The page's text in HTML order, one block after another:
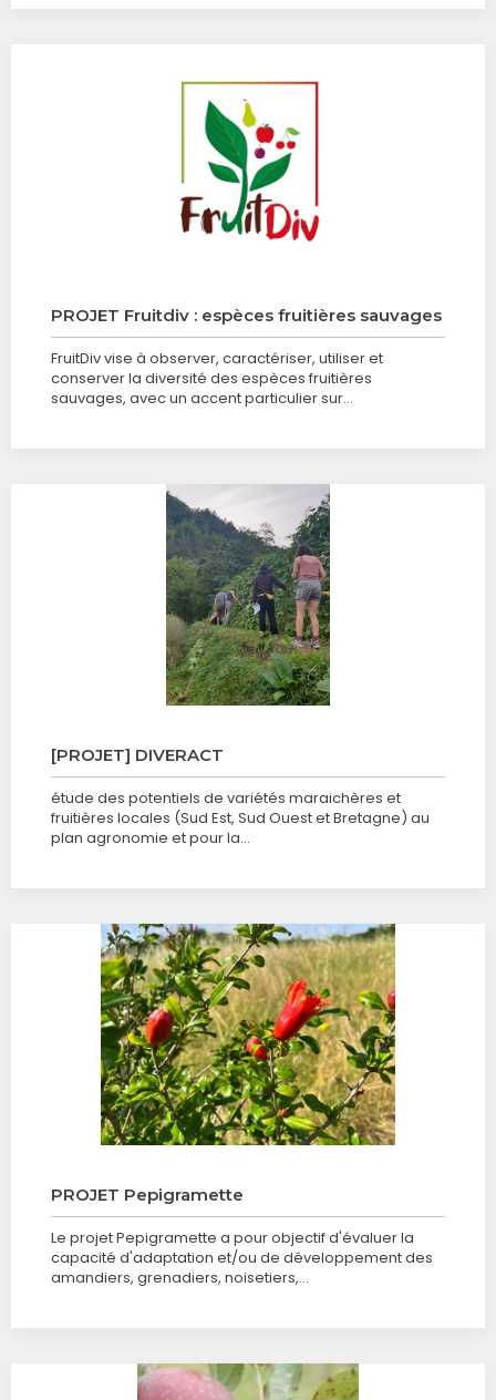
PROJET Fruitdiv : espèces fruitières sauvages
FruitDiv vise à observer, caractériser, utiliser et
conserver la diversité des espèces fruitières
sauvages, avec un accent particulier sur…
[PROJET] DIVERACT
étude des potentiels de variétés maraichères et
fruitières locales (Sud Est, Sud Ouest et Bretagne) au
plan agronomie et pour la…
PROJET Pepigramette
Le projet Pepigramette a pour objectif d'évaluer la
capacité d'adaptation et/ou de développement des
amandiers, grenadiers, noisetiers,…